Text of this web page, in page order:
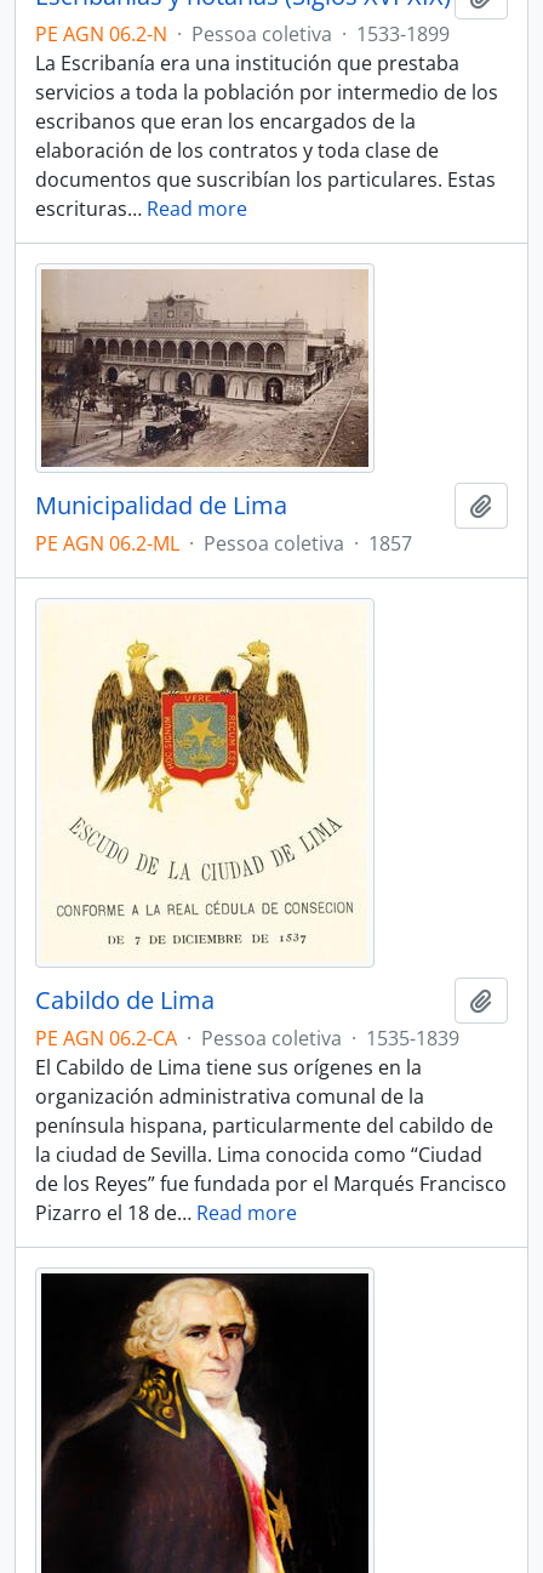
PE AGN 06.2-N · Pessoa coletiva · 1533-1899
La Escribanía era una institución que prestaba
servicios a toda la población por intermedio de los
escribanos que eran los encargados de la
elaboración de los contratos y toda clase de
documentos que suscribían los particulares. Estas
escrituras… Read more
Municipalidad de Lima
PE AGN 06.2-ML · Pessoa coletiva · 1857
Cabildo de Lima
PE AGN 06.2-CA · Pessoa coletiva · 1535-1839
El Cabildo de Lima tiene sus orígenes en la
organización administrativa comunal de la
península hispana, particularmente del cabildo de
la ciudad de Sevilla. Lima conocida como “Ciudad
de los Reyes” fue fundada por el Marqués Francisco
Pizarro el 18 de… Read more